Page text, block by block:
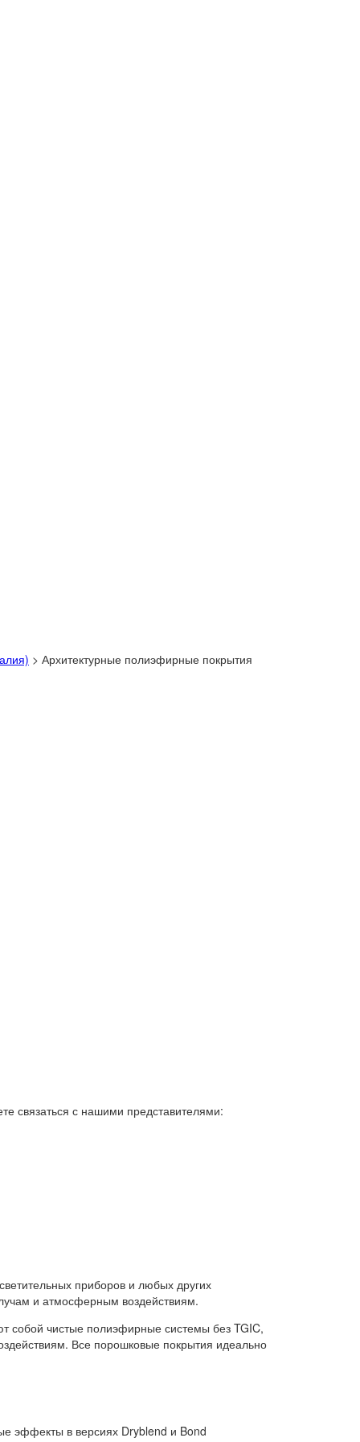
> Архитектурные полиэфирные покрытия
связаться с нашими представителями:
приборов и любых других
и атмосферным воздействиям.
собой чистые полиэфирные системы без TGIC,
Все порошковые покрытия идеально
эффекты в версиях Dryblend и Bond